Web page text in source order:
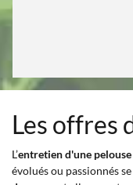
Les offres
L’entretien d'une
évolués ou passionnés